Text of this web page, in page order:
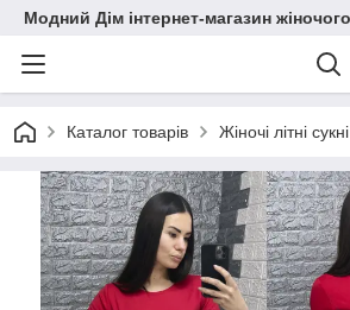
Модний Дім інтернет-магазин
Каталог товарів Жіночі літні сукні